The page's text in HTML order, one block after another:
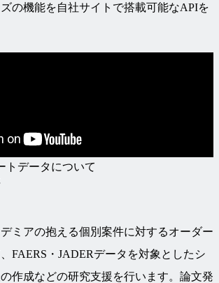
ズの機能を自社サイトで搭載可能なAPIを
トデータについて
ミアの抱える個別案件に対するオーダー
FAERS・JADERデータを対象としたシ
作成などの研究支援を行います。論文発